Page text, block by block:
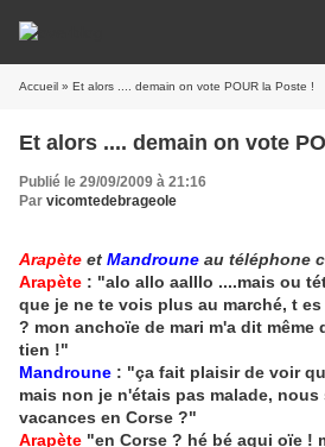
Accueil » Et alors .... demain on vote POUR la Poste !
Et alors .... demain on vote
Publié le 29/09/2009 à 21:16
Par vicomtedebrageole
Arapète et Mandroune au téléphone
Arapète : "alo allo aalllo ....mais ou
que je ne te vois plus au marché, t
? mon anchoïe de mari m'a dit
tien !"
Mandroune : "ça fait plaisir de voir
mais non je n'étais pas malade, nous
vacances en Corse ?"
Arapète "en Corse ? hé bé aqui oïe !